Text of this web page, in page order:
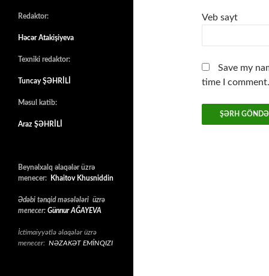
Veb sayt
Save my
time I comment.
Redaktor:
Həcər Atakişiyeva
Texniki redaktor:
Tuncay ŞƏHRİLİ
Məsul katib:
Araz ŞƏHRİLİ
Beynəlxalq əlaqələr üzrə
menecer:
Khaitov Khusniddin
Ədəbi tənqid məsələləri üzrə
menecer: Günnur AĞAYEVA
İctimaiyyətlə əlaqələr üzrə
menecer: NƏZAKƏT EMİNQIZI